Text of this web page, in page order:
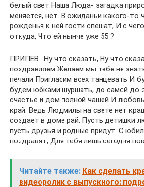
белый свет Наша Люда- загадка
меняется, нет. В ожиданьи какого-то
рожденья к ней гости спешат, И с
откуда, Что ей нынче уже 55 ?
ПРИПЕВ : Ну что сказать, Ну что
поздравляем Желаем мы тебе не
печали Пригласим всех танцевать И
будем юбками шуршать, до самой до
счастье и дом полной чашей И
край. Ведь Людмилы на свете нет
создает в доме рай. Пусть детишки
пусть друзья и родные придут. С
поздравят, Для тебя лишь сегодня
Читайте также: Как сделать
видеоролик с выпускного: